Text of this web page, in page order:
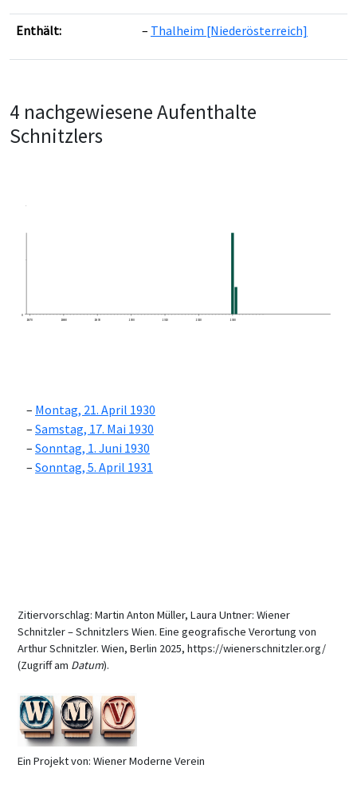
Enthält: Thalheim [Niederösterreich]
4 nachgewiesene Aufenthalte
Schnitzlers
0
1870
1880 1890 1900 1910 1920 1930
Montag, 21. April 1930
Samstag, 17. Mai 1930
Sonntag, 1. Juni 1930
Sonntag, 5. April 1931
Zitiervorschlag: Martin Anton Müller, Laura Untner: Wiener
Schnitzler – Schnitzlers Wien. Eine geografische Verortung von
Arthur Schnitzler. Wien, Berlin 2025, https://wienerschnitzler.org/
(Zugriff am Datum).
Ein Projekt von: Wiener Moderne Verein